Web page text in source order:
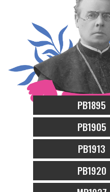
PB1895
PB1905
PB1913
PB1920